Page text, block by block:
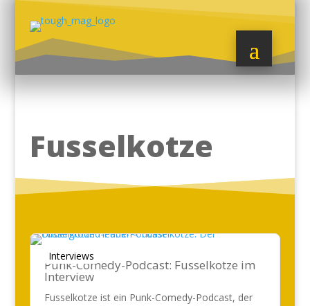
Fusselkotze
Interviews
Punk-Comedy-Podcast: Fusselkotze im
Interview
Fusselkotze ist ein Punk-Comedy-Podcast, der